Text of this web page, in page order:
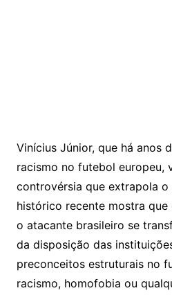
Vinícius Júnior, que há anos
racismo no futebol europeu,
controvérsia que extrapola
histórico recente mostra
o atacante brasileiro se
da disposição das
preconceitos estruturais no
racismo, homofobia ou